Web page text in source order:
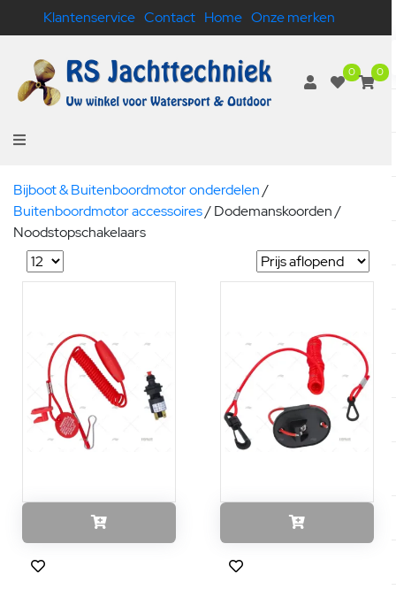
Klantenservice Contact Home Onze merken
0 0
Bijboot & Buitenboordmotor onderdelen/
Buitenboordmotor accessoires/Dodemanskoorden /
Noodstopschakelaars